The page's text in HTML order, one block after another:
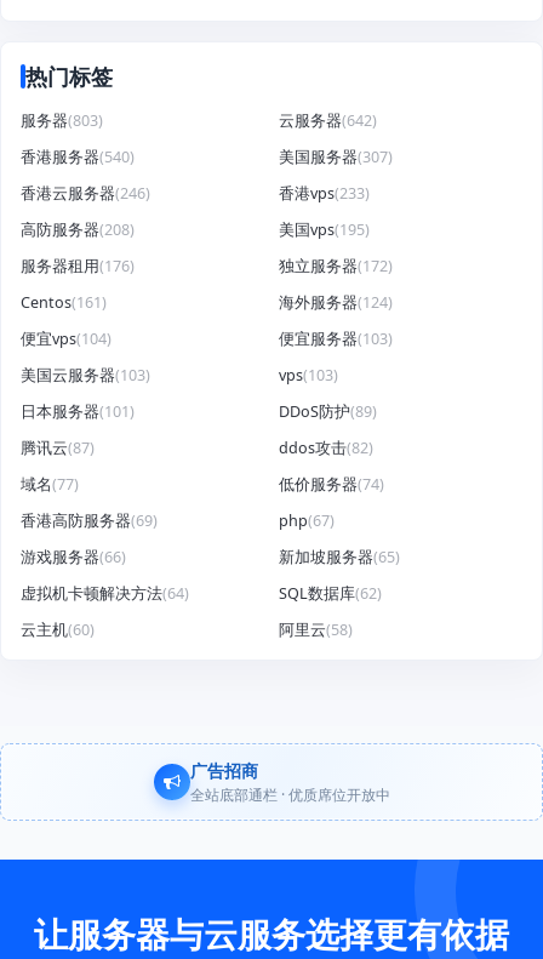
热门标签
服务器(803) 云服务器(642)
香港服务器(540) 美国服务器(307)
香港云服务器(246) 香港vps(233)
高防服务器(208) 美国vps(195)
服务器租用(176) 独立服务器(172)
Centos(161) 海外服务器(124)
便宜vps(104) 便宜服务器(103)
美国云服务器(103) vps(103)
日本服务器(101) DDoS防护(89)
腾讯云(87) ddos攻击(82)
域名(77) 低价服务器(74)
香港高防服务器(69) php(67)
游戏服务器(66) 新加坡服务器(65)
虚拟机卡顿解决方法(64) SQL数据库(62)
云主机(60) 阿里云(58)
广告招商
全站底部通栏 · 优质席位开放中
让服务器与云服务选择更有依据